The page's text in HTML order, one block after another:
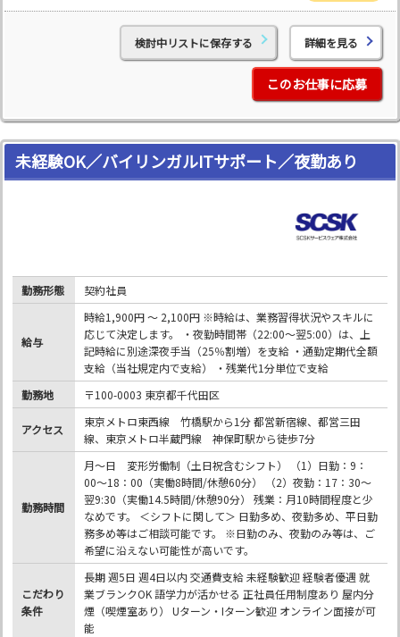
検討中リストに保存する 詳細を見る
このお仕事に応募
未経験OK／バイリンガルITサポート／夜勤あり
勤務形態 契約社員
給与
時給1,900円 ～ 2,100円 ※時給は、業務習得状況やスキルに
応じて決定します。 ・夜勤時間帯（22:00～翌5:00）は、上
記時給に別途深夜手当（25％割増）を支給 ・通勤定期代全額
支給（当社規定内で支給） ・残業代1分単位で支給
勤務地
〒100-0003 東京都千代田区
アクセス
東京メトロ東西線 竹橋駅から1分 都営新宿線、都営三田
線、東京メトロ半蔵門線 神保町駅から徒歩7分
勤務時間
月～日 変形労働制（土日祝含むシフト） （1）日勤：9：
00～18：00（実働8時間/休憩60分） （2）夜勤：17：30～
翌9:30（実働14.5時間/休憩90分） 残業：月10時間程度と少
なめです。 ＜シフトに関して＞ 日勤多め、夜勤多め、平日勤
務多め等はご相談可能です。 ※日勤のみ、夜勤のみ等は、ご
希望に沿えない可能性が高いです。
こだわり
条件
長期 週5日 週4日以内 交通費支給 未経験歓迎 経験者優遇 就
業ブランクOK 語学力が活かせる 正社員任用制度あり 屋内分
煙（喫煙室あり） Uターン・Iターン歓迎 オンライン面接が可
能